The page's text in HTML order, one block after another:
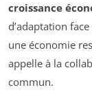
croissance
d’adaptation
une économie
appelle à la
commun.